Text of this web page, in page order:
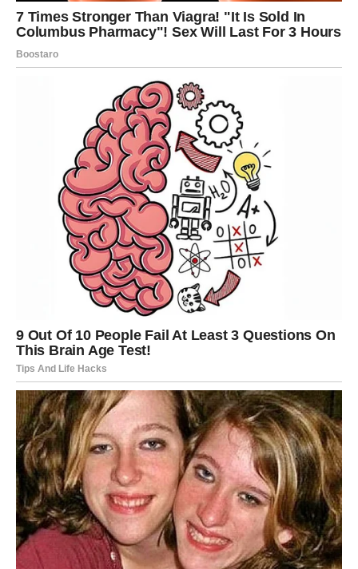
daleko.
DEVICA
Device ulaze u period kada se konačno vidi rezultat
njihovog truda. Sve ono što ste radili u tišini sada dolazi
na naplatu.
U ljubavi – odnos koji vam je važan ulazi u stabilniju fazu.
Slobodne Device mogu upoznati nekoga kroz posao ili
svakodnevne okolnosti.
Na finansijskom planu – dolazi poboljšanje, ali i potreba
da pametno raspolažete novcem.
VAGA
Vage će se naći pred važnim odlukama. Ovo su dani kada
morate birati između srca i razuma.
U ljubavi – moguće su dileme, ali i situacije koje traže
iskrenost. Ne bežite od razgovora.
Na ličnom planu – osećaćete potrebu za promenom.
Poslušajte sebe, jer vas intuicija vodi u pravom smeru.